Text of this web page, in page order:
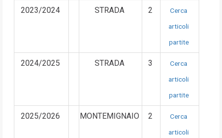
2023/2024 STRADA 2
Cerca
articoli
partite
2024/2025 STRADA 3
Cerca
articoli
partite
2025/2026 MONTEMIGNAIO 2
Cerca
articoli